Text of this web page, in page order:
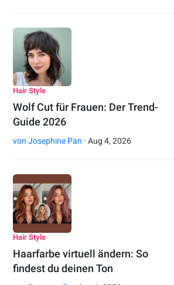
Hair Style
Wolf Cut für Frauen: Der Trend-
Guide 2026
vonJosephine Pan · Aug 4, 2026
Hair Style
Haarfarbe virtuell ändern: So
findest du deinen Ton